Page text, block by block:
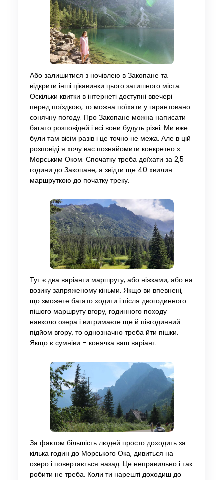
Або залишитися з ночівлею в Закопане та
відкрити інші цікавинки цього затишного міста.
Оскільки квитки в інтернеті доступні ввечері
перед поїздкою, то можна поїхати у гарантовано
сонячну погоду. Про Закопане можна написати
багато розповідей і всі вони будуть різні. Ми вже
були там вісім разів і це точно не межа. Але в цій
розповіді я хочу вас познайомити конкретно з
Морським Оком. Спочатку треба доїхати за 2,5
години до Закопане, а звідти ще 40 хвилин
маршруткою до початку треку.
Тут є два варіанти маршруту, або ніжками, або на
возику запряженому кіньми. Якщо ви впевнені,
що зможете багато ходити і після двогодинного
пішого маршруту вгору, годинного походу
навколо озера і витримаєте ще й півгодинний
підйом вгору, то однозначно треба йти пішки.
Якщо є сумніви – конячка ваш варіант.
За фактом більшість людей просто доходить за
кілька годин до Морського Ока, дивиться на
озеро і повертається назад. Це неправильно і так
робити не треба. Коли ти нарешті доходиш до